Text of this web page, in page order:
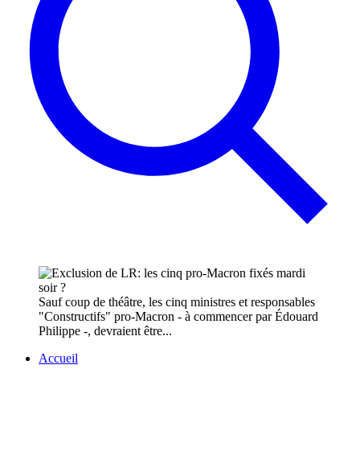
Sauf coup de théâtre, les cinq ministres et responsables
"Constructifs" pro-Macron - à commencer par Édouard
Philippe -, devraient être...
Accueil